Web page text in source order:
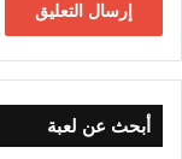
أبحث عن لعبة